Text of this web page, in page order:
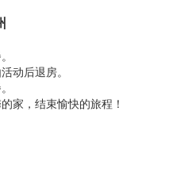
动后退房。
家，结束愉快的旅程！